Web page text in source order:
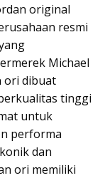
original
resmi
Michael
ori dibuat
tinggi
untuk
performa
dan
ori memiliki